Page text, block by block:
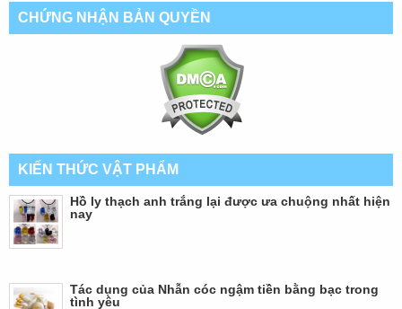
CHỨNG NHẬN BẢN QUYỀN
KIẾN THỨC VẬT PHẨM
Hồ ly thạch anh trắng lại được ưa chuộng nhất hiện
nay
Tác dụng của Nhẫn cóc ngậm tiền bằng bạc trong
tình yêu